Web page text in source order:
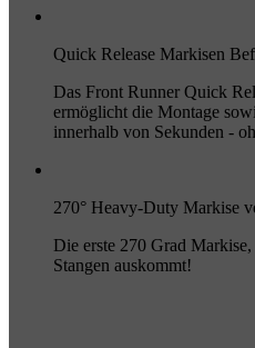
Quick Release Markisen
Das Front Runner Quick
ermöglicht die Montage
innerhalb von Sekunden -
270° Heavy-Duty Markise
Die erste 270 Grad
Stangen auskommt!